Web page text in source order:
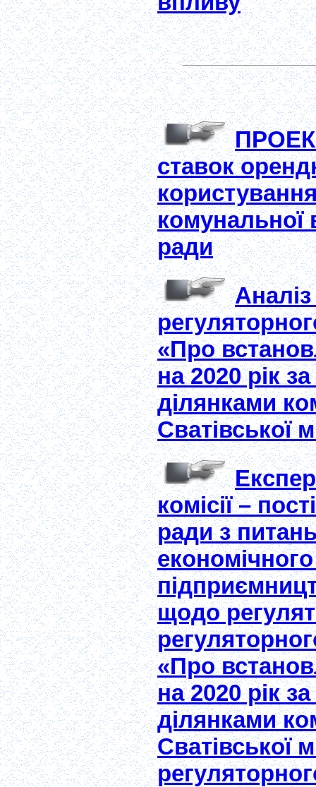
ставок
комунальної
ради
«Про
на 2020 рік
ділянками
Сватівської
комісії –
ради з
щодо
«Про
на 2020 рік
ділянками
Сватівської